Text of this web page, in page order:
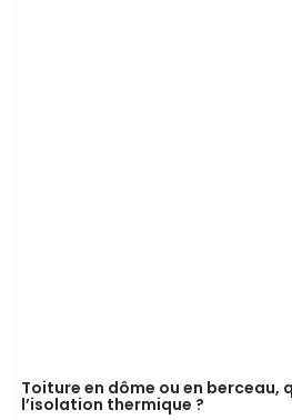
Toiture en dôme ou en berceau,
l’isolation thermique ?